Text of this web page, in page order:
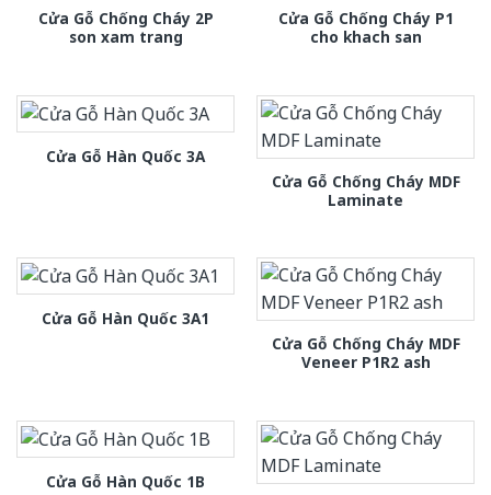
Cửa Gỗ Chống Cháy 2P
son xam trang
Cửa Gỗ Chống Cháy P1
cho khach san
Cửa Gỗ Hàn Quốc 3A
Cửa Gỗ Chống Cháy MDF
Laminate
Cửa Gỗ Hàn Quốc 3A1
Cửa Gỗ Chống Cháy MDF
Veneer P1R2 ash
Cửa Gỗ Hàn Quốc 1B